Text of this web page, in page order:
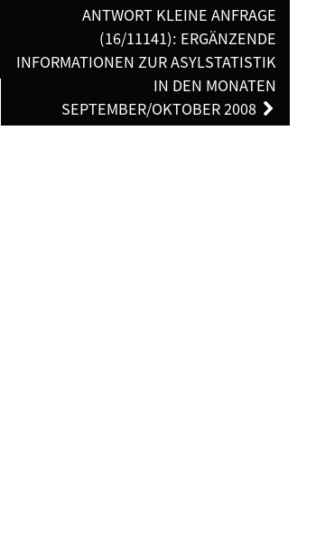
ANTWORT KLEINE ANFRAGE
(16/11141): ERGÄNZENDE
INFORMATIONEN ZUR ASYLSTATISTIK
IN DEN MONATEN
SEPTEMBER/OKTOBER 2008